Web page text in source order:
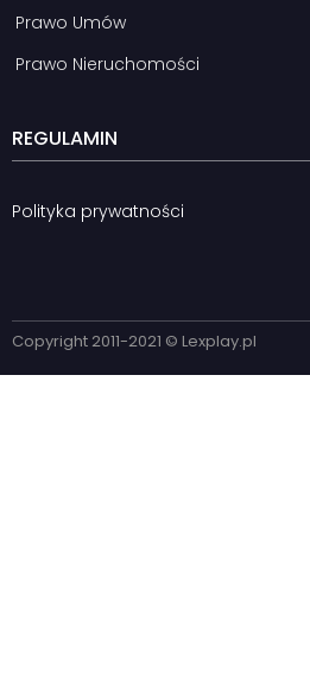
Prawo Umów
Prawo Nieruchomości
REGULAMIN
Polityka prywatności
Copyright 2011-2021 © Lexplay.pl​